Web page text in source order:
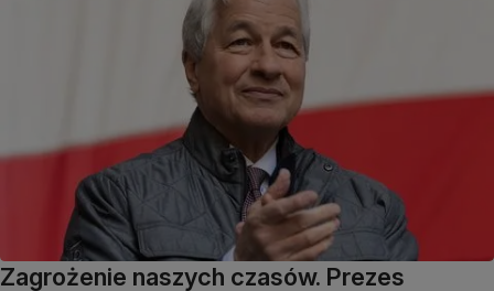
Zagrożenie naszych czasów. Prezes